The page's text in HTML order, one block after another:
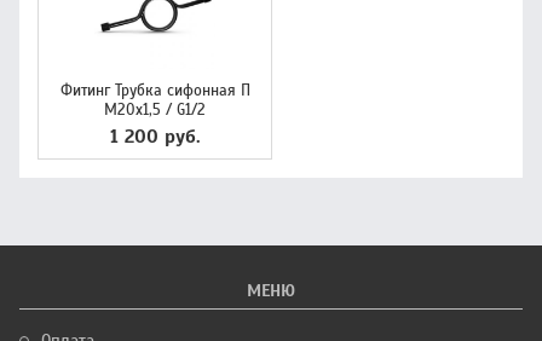
Фитинг Трубка сифонная П
М20х1,5 / G1/2
1 200 руб.
МЕНЮ